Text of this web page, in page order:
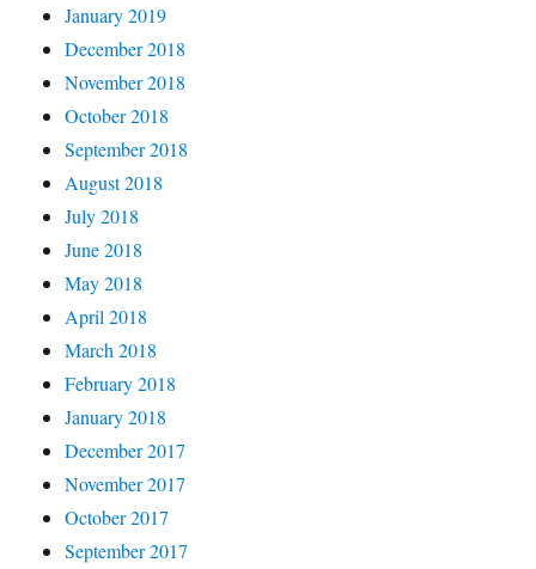
January 2019
December 2018
November 2018
October 2018
September 2018
August 2018
July 2018
June 2018
May 2018
April 2018
March 2018
February 2018
January 2018
December 2017
November 2017
October 2017
September 2017